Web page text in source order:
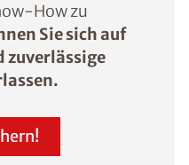
How zu
Sie sich auf
zuverlässige